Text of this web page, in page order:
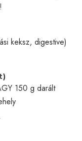
keksz, digestive)
150 g darált